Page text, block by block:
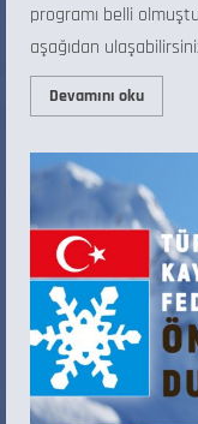
programı belli
aşağıdan
Devamını oku